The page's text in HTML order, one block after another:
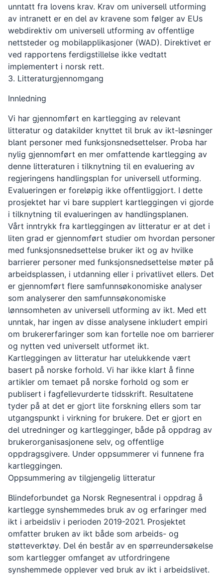
unntatt fra lovens krav. Krav om universell utforming
av intranett er en del av kravene som følger av EUs
webdirektiv om universell utforming av offentlige
nettsteder og mobilapplikasjoner (WAD). Direktivet er
ved rapportens ferdigstillelse ikke vedtatt
implementert i norsk rett.
3. Litteraturgjennomgang
Innledning
Vi har gjennomført en kartlegging av relevant
litteratur og datakilder knyttet til bruk av ikt-løsninger
blant personer med funksjonsnedsettelser. Proba har
nylig gjennomført en mer omfattende kartlegging av
denne litteraturen i tilknytning til en evaluering av
regjeringens handlingsplan for universell utforming.
Evalueringen er foreløpig ikke offentliggjort. I dette
prosjektet har vi bare supplert kartleggingen vi gjorde
i tilknytning til evalueringen av handlingsplanen.
Vårt inntrykk fra kartleggingen av litteratur er at det i
liten grad er gjennomført studier om hvordan personer
med funksjonsnedsettelse bruker ikt og av hvilke
barrierer personer med funksjonsnedsettelse møter på
arbeidsplassen, i utdanning eller i privatlivet ellers. Det
er gjennomført flere samfunnsøkonomiske analyser
som analyserer den samfunnsøkonomiske
lønnsomheten av universell utforming av ikt. Med ett
unntak, har ingen av disse analysene inkludert empiri
om brukererfaringer som kan fortelle noe om barrierer
og nytten ved universelt utformet ikt.
Kartleggingen av litteratur har utelukkende vært
basert på norske forhold. Vi har ikke klart å finne
artikler om temaet på norske forhold og som er
publisert i fagfellevurderte tidsskrift. Resultatene
tyder på at det er gjort lite forskning ellers som tar
utgangspunkt i virkning for brukere. Det er gjort en
del utredninger og kartlegginger, både på oppdrag av
brukerorganisasjonene selv, og offentlige
oppdragsgivere. Under oppsummerer vi funnene fra
kartleggingen.
Oppsummering av tilgjengelig litteratur
Blindeforbundet ga Norsk Regnesentral i oppdrag å
kartlegge synshemmedes bruk av og erfaringer med
ikt i arbeidsliv i perioden 2019-2021. Prosjektet
omfatter bruken av ikt både som arbeids- og
støtteverktøy. Del én består av en spørreundersøkelse
som kartlegger omfanget av utfordringene
synshemmede opplever ved bruk av ikt i arbeidslivet.